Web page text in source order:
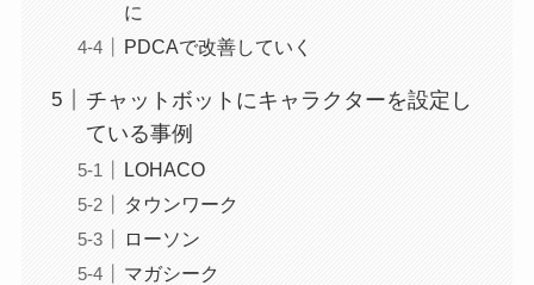
に
PDCAで改善していく
チャットボットにキャラクターを設定し
ている事例
LOHACO
タウンワーク
ローソン
マガシーク